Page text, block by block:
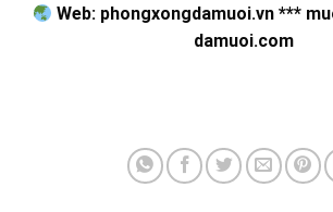
Web: phongxongdamuoi.vn ***
damuoi.com